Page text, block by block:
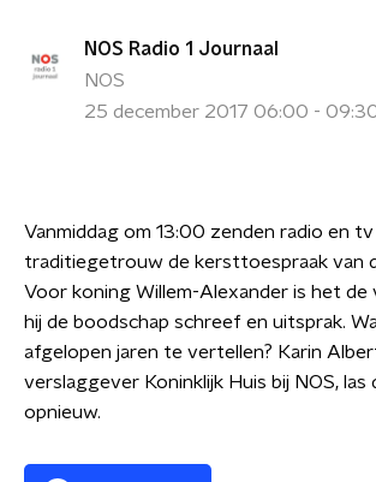
NOS Radio 1 Journaal
NOS
25 december 2017 06:00 -
Vanmiddag om 13:00 zenden radio en tv
traditiegetrouw de kersttoespraak van
Voor koning Willem-Alexander is het de
hij de boodschap schreef en uitsprak.
afgelopen jaren te vertellen? Karin
verslaggever Koninklijk Huis bij NOS, las
opnieuw.